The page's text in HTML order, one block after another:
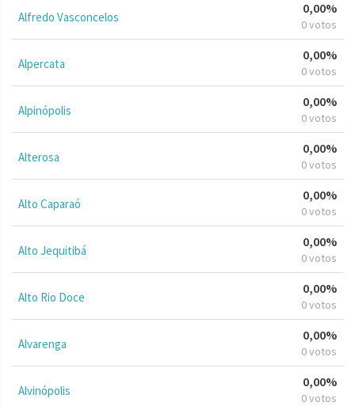
Alfredo Vasconcelos
0,00%
0 votos
Alpercata
0,00%
0 votos
Alpinópolis
0,00%
0 votos
Alterosa
0,00%
0 votos
Alto Caparaó
0,00%
0 votos
Alto Jequitibá
0,00%
0 votos
Alto Rio Doce
0,00%
0 votos
Alvarenga
0,00%
0 votos
Alvinópolis
0,00%
0 votos